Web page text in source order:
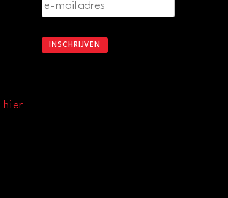
hier